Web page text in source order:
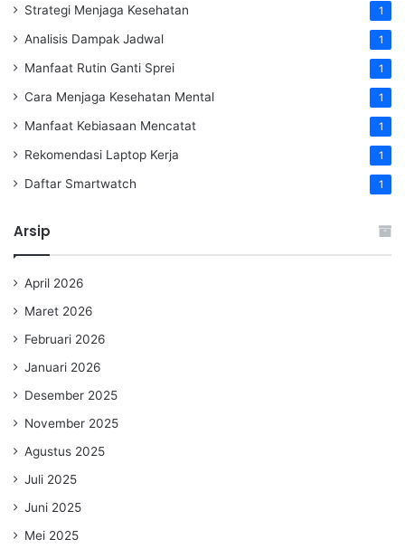
Strategi Menjaga Kesehatan 1
Analisis Dampak Jadwal 1
Manfaat Rutin Ganti Sprei 1
Cara Menjaga Kesehatan Mental 1
Manfaat Kebiasaan Mencatat 1
Rekomendasi Laptop Kerja 1
Daftar Smartwatch 1
Arsip
April 2026
Maret 2026
Februari 2026
Januari 2026
Desember 2025
November 2025
Agustus 2025
Juli 2025
Juni 2025
Mei 2025